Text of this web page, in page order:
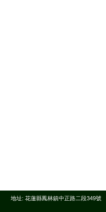
地址: 花蓮縣鳳林鎮中正路二段349